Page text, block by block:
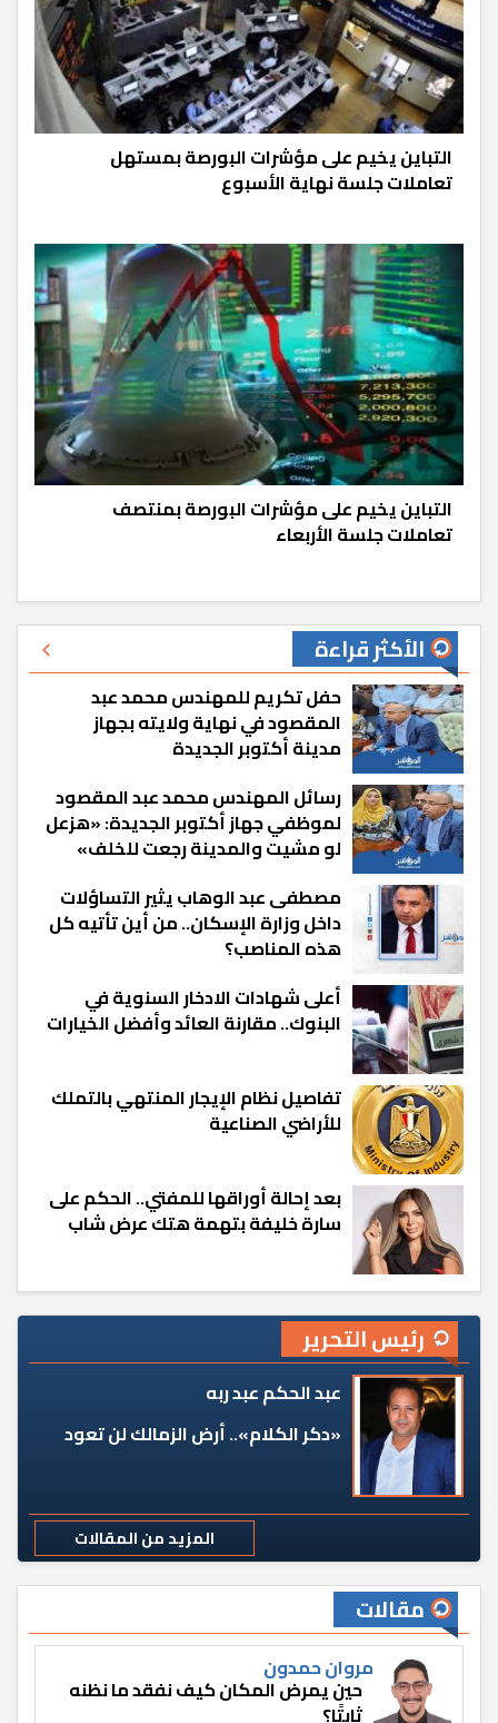
التباين يخيم على مؤشرات البورصة بمستهل
تعاملات جلسة نهاية الأسبوع
التباين يخيم على مؤشرات البورصة بمنتصف
تعاملات جلسة الأربعاء
الأكثر قراءة
حفل تكريم للمهندس محمد عبد
المقصود في نهاية ولايته بجهاز
مدينة أكتوبر الجديدة
رسائل المهندس محمد عبد المقصود
لموظفي جهاز أكتوبر الجديدة: «هزعل
لو مشيت والمدينة رجعت للخلف»
مصطفى عبد الوهاب يثير التساؤلات
داخل وزارة الإسكان.. من أين تأتيه كل
هذه المناصب؟
أعلى شهادات الادخار السنوية في
البنوك.. مقارنة العائد وأفضل الخيارات
تفاصيل نظام الإيجار المنتهي بالتملك
للأراضي الصناعية
بعد إحالة أوراقها للمفتي.. الحكم على
سارة خليفة بتهمة هتك عرض شاب
رئيس التحرير
عبد الحكم عبد ربه
«دكر الكلام».. أرض الزمالك لن تعود
المزيد من المقالات
مقالات
مروان حمدون
حين يمرض المكان كيف نفقد ما نظنه
ثابتًا؟